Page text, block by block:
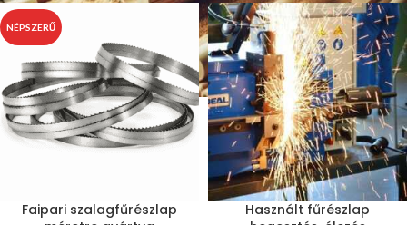
NÉPSZERŰ
Faipari szalagfűrészlap
Használt fűrészlap